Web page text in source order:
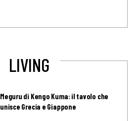
LIVING
Meguru di Kengo Kuma: il tavolo che
unisce Grecia e Giappone